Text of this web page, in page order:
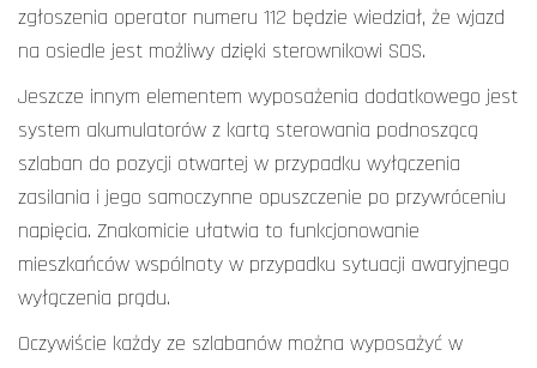
zgłoszenia operator numeru 112 będzie wiedział, że wjazd
na osiedle jest możliwy dzięki sterownikowi SOS.
Jeszcze innym elementem wyposażenia dodatkowego jest
system akumulatorów z kartą sterowania podnoszącą
szlaban do pozycji otwartej w przypadku wyłączenia
zasilania i jego samoczynne opuszczenie po przywróceniu
napięcia. Znakomicie ułatwia to funkcjonowanie
mieszkańców wspólnoty w przypadku sytuacji awaryjnego
wyłączenia prądu.
Oczywiście każdy ze szlabanów można wyposażyć w